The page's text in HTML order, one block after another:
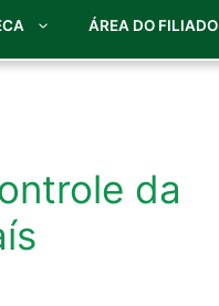
ÁREA DO FILIADO
da